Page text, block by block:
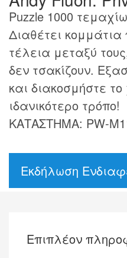
Puzzle 1000
Διαθέτει
τέλεια μεταξύ
δεν τσακίζουν.
και διακοσμήστε
ιδανικότερο τρόπο!
ΚΑΤΑΣΤΗΜΑ: PW-
Εκδήλωση
Επιπλέον